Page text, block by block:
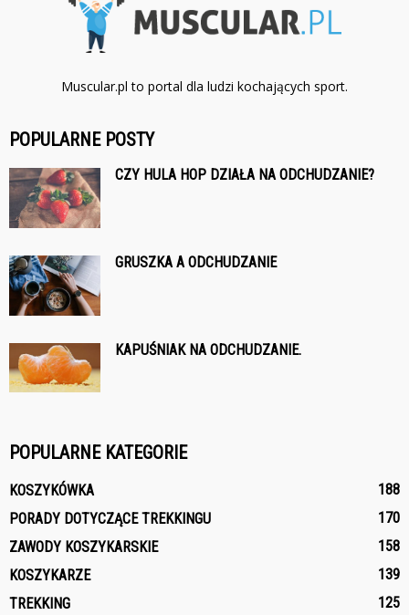
Muscular.pl to portal dla ludzi kochających sport.
POPULARNE POSTY
CZY HULA HOP DZIAŁA NA ODCHUDZANIE?
GRUSZKA A ODCHUDZANIE
KAPUŚNIAK NA ODCHUDZANIE.
POPULARNE KATEGORIE
KOSZYKÓWKA
188
PORADY DOTYCZĄCE TREKKINGU
170
ZAWODY KOSZYKARSKIE
158
KOSZYKARZE
139
TREKKING
125